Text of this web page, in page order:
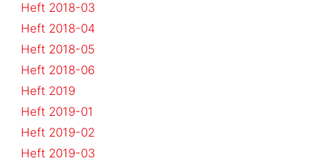
Heft 2018-03
Heft 2018-04
Heft 2018-05
Heft 2018-06
Heft 2019
Heft 2019-01
Heft 2019-02
Heft 2019-03